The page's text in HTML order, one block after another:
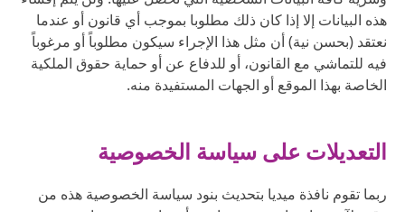
هذه البيانات إلا إذا كان ذلك مطلوبا بموجب أي قانون أو عندما
نعتقد (بحسن نية) أن مثل هذا الإجراء سيكون مطلوباً أو مرغوباً
فيه للتماشي مع القانون، أو للدفاع عن أو حماية حقوق الملكية
الخاصة بهذا الموقع أو الجهات المستفيدة منه.
التعديلات على سياسة الخصوصية
ربما تقوم نافذة ميديا بتحديث بنود سياسة الخصوصية هذه من